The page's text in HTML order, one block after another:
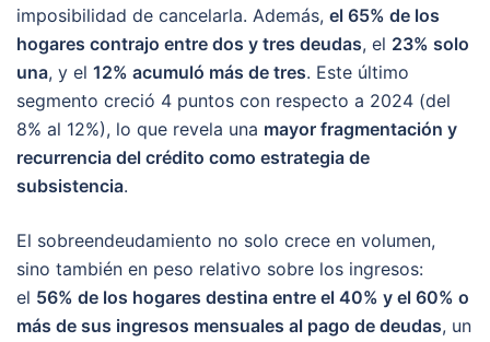
imposibilidad de cancelarla. Además, el 65% de los
hogares contrajo entre dos y tres deudas, el 23% solo
una, y el 12% acumuló más de tres. Este último
segmento creció 4 puntos con respecto a 2024 (del
8% al 12%), lo que revela una mayor fragmentación y
recurrencia del crédito como estrategia de
subsistencia.
El sobreendeudamiento no solo crece en volumen,
sino también en peso relativo sobre los ingresos:
el 56% de los hogares destina entre el 40% y el 60% o
más de sus ingresos mensuales al pago de deudas, un